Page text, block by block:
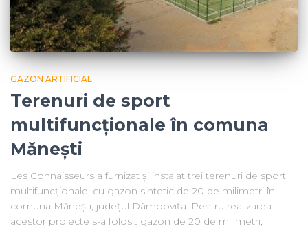
GAZON ARTIFICIAL
Terenuri de sport
multifuncționale în comuna
Mănești
Les Connaisseurs a furnizat și instalat trei terenuri de sport
multifuncționale, cu gazon sintetic de 20 de milimetri în
comuna Mănești, județul Dâmbovița. Pentru realizarea
acestor proiecte s-a folosit gazon de 20 de milimetri,